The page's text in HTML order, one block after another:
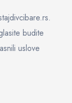
budite
uslove